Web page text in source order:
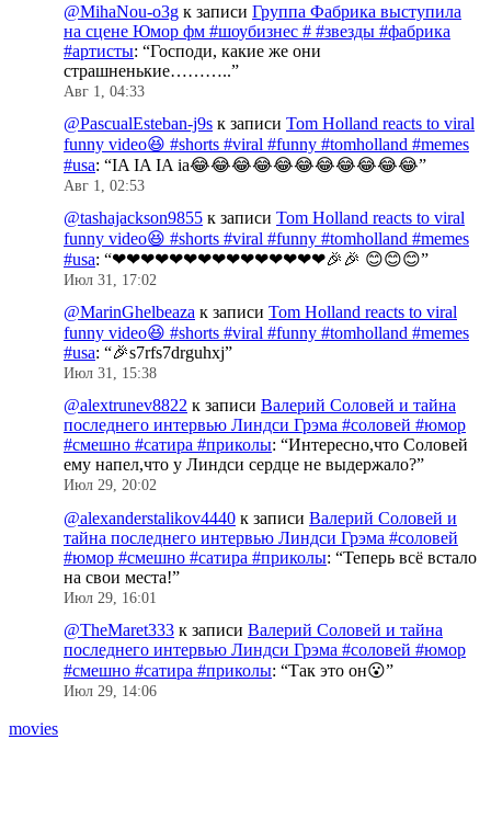
@MihaNou-o3g к записи Группа Фабрика выступила
на сцене Юмор фм #шоубизнес # #звезды #фабрика
#артисты: “Господи, какие же они
страшненькие………..”
Авг 1, 04:33
@PascualEsteban-j9s к записи Tom Holland reacts to viral
funny video😆 #shorts #viral #funny #tomholland #memes
#usa: “IA IA IA ia😂😂😂😂😂😂😂😂😂😂😂”
Авг 1, 02:53
@tashajackson9855 к записи Tom Holland reacts to viral
funny video😆 #shorts #viral #funny #tomholland #memes
#usa: “❤❤❤❤❤❤❤❤❤❤❤❤❤❤❤🎉🎉 😊😊😊”
Июл 31, 17:02
@MarinGhelbeaza к записи Tom Holland reacts to viral
funny video😆 #shorts #viral #funny #tomholland #memes
#usa: “🎉s7rfs7drguhxj”
Июл 31, 15:38
@alextrunev8822 к записи Валерий Соловей и тайна
последнего интервью Линдси Грэма #соловей #юмор
#смешно #сатира #приколы: “Интересно,что Соловей
ему напел,что у Линдси сердце не выдержало?”
Июл 29, 20:02
@alexanderstalikov4440 к записи Валерий Соловей и
тайна последнего интервью Линдси Грэма #соловей
#юмор #смешно #сатира #приколы: “Теперь всё встало
на свои места!”
Июл 29, 16:01
@TheMaret333 к записи Валерий Соловей и тайна
последнего интервью Линдси Грэма #соловей #юмор
#смешно #сатира #приколы: “Так это он😮”
Июл 29, 14:06
movies